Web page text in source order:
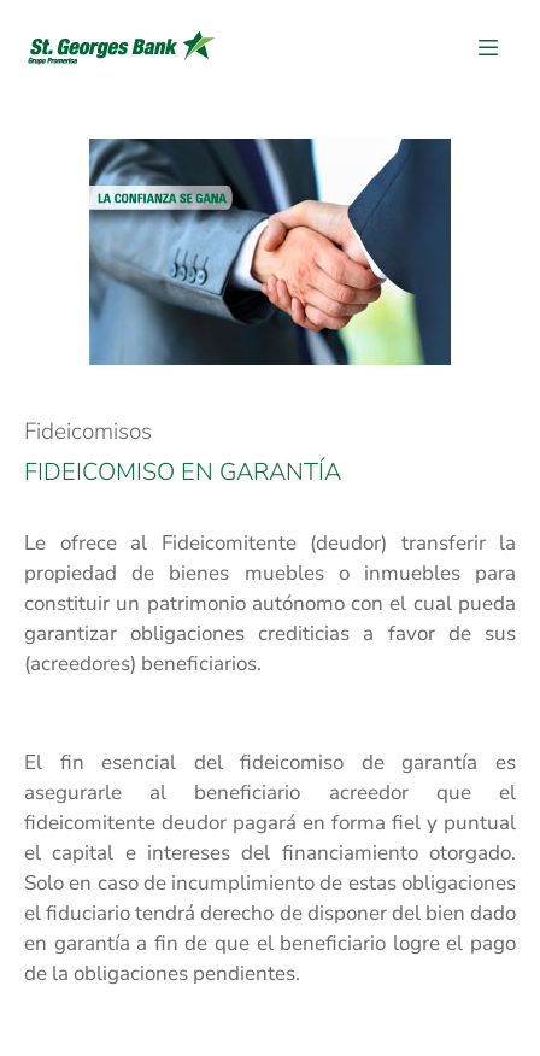
Fideicomisos
FIDEICOMISO EN GARANTÍA
Le ofrece al Fideicomitente (deudor) transferir la
propiedad de bienes muebles o inmuebles para
constituir un patrimonio autónomo con el cual pueda
garantizar obligaciones crediticias a favor de sus
(acreedores) beneficiarios.
El fin esencial del fideicomiso de garantía es
asegurarle al beneficiario acreedor que el
fideicomitente deudor pagará en forma fiel y puntual
el capital e intereses del financiamiento otorgado.
Solo en caso de incumplimiento de estas obligaciones
el fiduciario tendrá derecho de disponer del bien dado
en garantía a fin de que el beneficiario logre el pago
de la obligaciones pendientes.